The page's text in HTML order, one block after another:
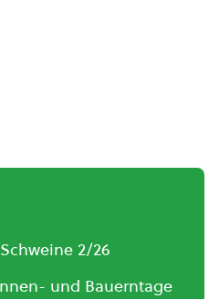
2/26
und Bauerntage